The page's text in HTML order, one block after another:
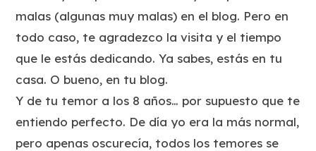
malas (algunas muy malas) en el blog. Pero en
todo caso, te agradezco la visita y el tiempo
que le estás dedicando. Ya sabes, estás en tu
casa. O bueno, en tu blog.
Y de tu temor a los 8 años… por supuesto que te
entiendo perfecto. De día yo era la más normal,
pero apenas oscurecía, todos los temores se